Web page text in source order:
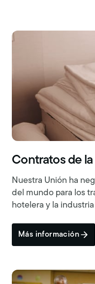
Contratos de
Nuestra Unión ha
del mundo para los
hotelera y la
Más información